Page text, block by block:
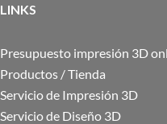
LINKS
Presupuesto impresión 3D
Productos / Tienda
Servicio de Impresión 3D
Servicio de Diseño 3D